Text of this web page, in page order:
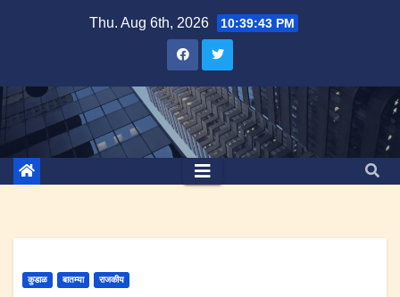
Thu. Aug 6th, 2026 10:39:43 PM
कुडाळ बातम्या राजकीय